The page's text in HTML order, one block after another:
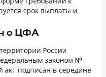
срок выплаты и
о ЦФА
России
законом №
подписан в середине